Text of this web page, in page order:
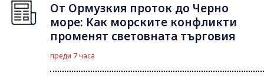
От Ормузкия проток до Черно
море: Как морските конфликти
променят световната търговия
преди 7 часа